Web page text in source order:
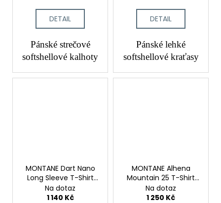
DETAIL
Pánské strečové
softshellové kalhoty
DETAIL
Pánské lehké
softshellové kraťasy
MONTANE Dart Nano
Long Sleeve T-Shirt
Eclipse Blue
Na dotaz
1 140 Kč
MONTANE Alhena
Mountain 25 T-Shirt
Pebble Blue
Na dotaz
1 250 Kč